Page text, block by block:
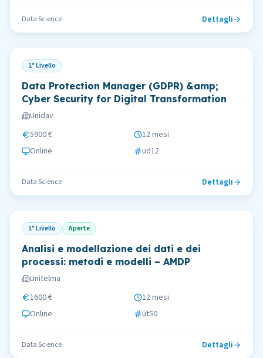
Data Science Dettagli
1° Livello
Data Protection Manager (GDPR) &amp;
Cyber Security for Digital Transformation
Unidav
5900 €
12 mesi
Online
ud12
Data Science Dettagli
1° Livello Aperte
Analisi e modellazione dei dati e dei
processi: metodi e modelli – AMDP
Unitelma
1600 €
12 mesi
Online
ut50
Data Science Dettagli